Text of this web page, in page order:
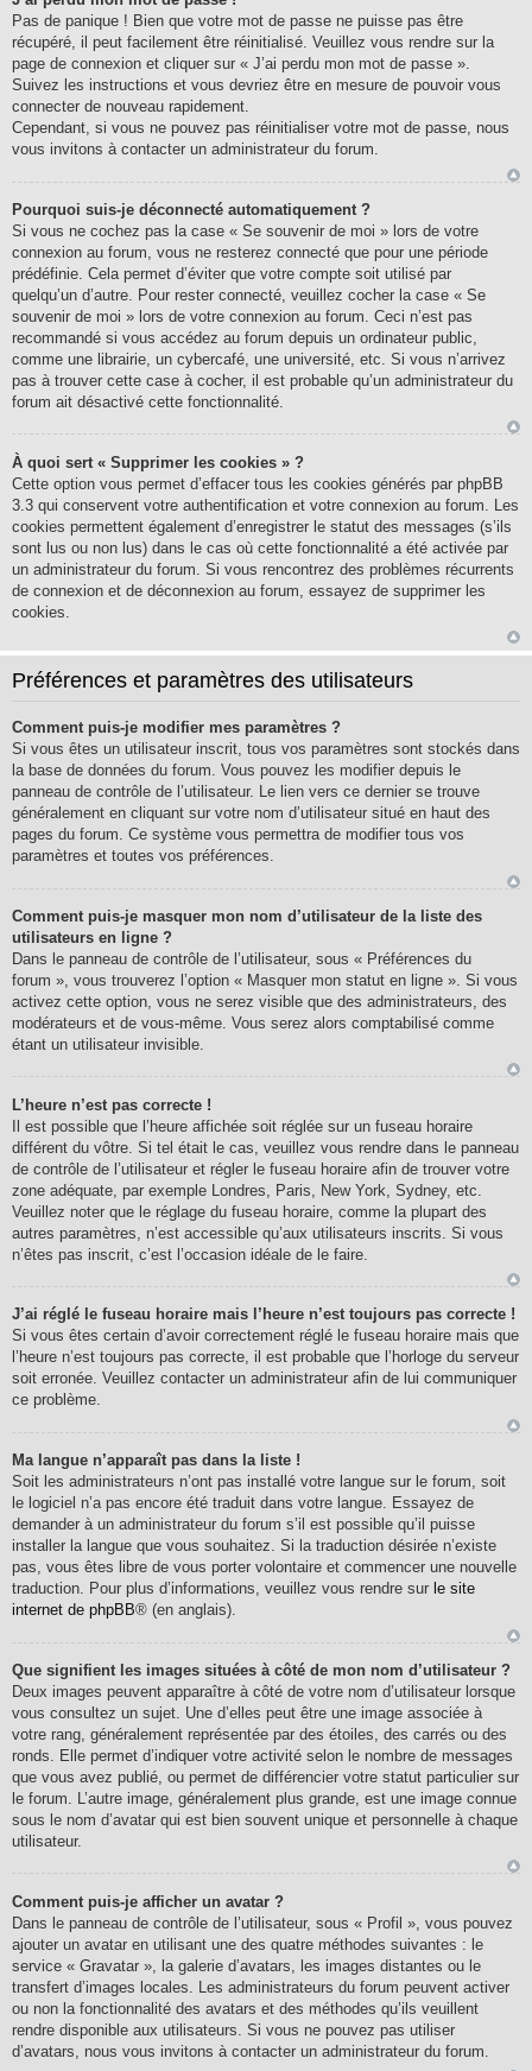
Pas de panique ! Bien que votre mot de passe ne puisse pas être
récupéré, il peut facilement être réinitialisé. Veuillez vous rendre sur la
page de connexion et cliquer sur « J’ai perdu mon mot de passe ».
Suivez les instructions et vous devriez être en mesure de pouvoir vous
connecter de nouveau rapidement.
Cependant, si vous ne pouvez pas réinitialiser votre mot de passe, nous
vous invitons à contacter un administrateur du forum.
Pourquoi suis-je déconnecté automatiquement ?
Si vous ne cochez pas la case « Se souvenir de moi » lors de votre
connexion au forum, vous ne resterez connecté que pour une période
prédéfinie. Cela permet d’éviter que votre compte soit utilisé par
quelqu’un d’autre. Pour rester connecté, veuillez cocher la case « Se
souvenir de moi » lors de votre connexion au forum. Ceci n’est pas
recommandé si vous accédez au forum depuis un ordinateur public,
comme une librairie, un cybercafé, une université, etc. Si vous n’arrivez
pas à trouver cette case à cocher, il est probable qu’un administrateur du
forum ait désactivé cette fonctionnalité.
À quoi sert « Supprimer les cookies » ?
Cette option vous permet d’effacer tous les cookies générés par phpBB
3.3 qui conservent votre authentification et votre connexion au forum. Les
cookies permettent également d’enregistrer le statut des messages (s’ils
sont lus ou non lus) dans le cas où cette fonctionnalité a été activée par
un administrateur du forum. Si vous rencontrez des problèmes récurrents
de connexion et de déconnexion au forum, essayez de supprimer les
cookies.
Préférences et paramètres des utilisateurs
Comment puis-je modifier mes paramètres ?
Si vous êtes un utilisateur inscrit, tous vos paramètres sont stockés dans
la base de données du forum. Vous pouvez les modifier depuis le
panneau de contrôle de l’utilisateur. Le lien vers ce dernier se trouve
généralement en cliquant sur votre nom d’utilisateur situé en haut des
pages du forum. Ce système vous permettra de modifier tous vos
paramètres et toutes vos préférences.
Comment puis-je masquer mon nom d’utilisateur de la liste des
utilisateurs en ligne ?
Dans le panneau de contrôle de l’utilisateur, sous « Préférences du
forum », vous trouverez l’option « Masquer mon statut en ligne ». Si vous
activez cette option, vous ne serez visible que des administrateurs, des
modérateurs et de vous-même. Vous serez alors comptabilisé comme
étant un utilisateur invisible.
L’heure n’est pas correcte !
Il est possible que l’heure affichée soit réglée sur un fuseau horaire
différent du vôtre. Si tel était le cas, veuillez vous rendre dans le panneau
de contrôle de l’utilisateur et régler le fuseau horaire afin de trouver votre
zone adéquate, par exemple Londres, Paris, New York, Sydney, etc.
Veuillez noter que le réglage du fuseau horaire, comme la plupart des
autres paramètres, n’est accessible qu’aux utilisateurs inscrits. Si vous
n’êtes pas inscrit, c’est l’occasion idéale de le faire.
J’ai réglé le fuseau horaire mais l’heure n’est toujours pas correcte !
Si vous êtes certain d’avoir correctement réglé le fuseau horaire mais que
l’heure n’est toujours pas correcte, il est probable que l’horloge du serveur
soit erronée. Veuillez contacter un administrateur afin de lui communiquer
ce problème.
Ma langue n’apparaît pas dans la liste !
Soit les administrateurs n’ont pas installé votre langue sur le forum, soit
le logiciel n’a pas encore été traduit dans votre langue. Essayez de
demander à un administrateur du forum s’il est possible qu’il puisse
installer la langue que vous souhaitez. Si la traduction désirée n’existe
pas, vous êtes libre de vous porter volontaire et commencer une nouvelle
traduction. Pour plus d’informations, veuillez vous rendre sur le site
internet de phpBB® (en anglais).
Que signifient les images situées à côté de mon nom d’utilisateur ?
Deux images peuvent apparaître à côté de votre nom d’utilisateur lorsque
vous consultez un sujet. Une d’elles peut être une image associée à
votre rang, généralement représentée par des étoiles, des carrés ou des
ronds. Elle permet d’indiquer votre activité selon le nombre de messages
que vous avez publié, ou permet de différencier votre statut particulier sur
le forum. L’autre image, généralement plus grande, est une image connue
sous le nom d’avatar qui est bien souvent unique et personnelle à chaque
utilisateur.
Comment puis-je afficher un avatar ?
Dans le panneau de contrôle de l’utilisateur, sous « Profil », vous pouvez
ajouter un avatar en utilisant une des quatre méthodes suivantes : le
service « Gravatar », la galerie d’avatars, les images distantes ou le
transfert d’images locales. Les administrateurs du forum peuvent activer
ou non la fonctionnalité des avatars et des méthodes qu’ils veuillent
rendre disponible aux utilisateurs. Si vous ne pouvez pas utiliser
d’avatars, nous vous invitons à contacter un administrateur du forum.